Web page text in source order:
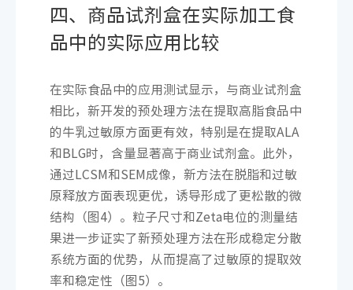
四、商品试剂盒在实际加工食
品中的实际应用比较
在实际食品中的应用测试显示，与商业试剂盒
相比，新开发的预处理方法在提取高脂食品中
的牛乳过敏原方面更有效，特别是在提取ALA
和BLG时，含量显著高于商业试剂盒。此外，
通过LCSM和SEM成像，新方法在脱脂和过敏
原释放方面表现更优，诱导形成了更松散的微
结构（图4）。粒子尺寸和Zeta电位的测量结
果进一步证实了新预处理方法在形成稳定分散
系统方面的优势，从而提高了过敏原的提取效
率和稳定性（图5）。